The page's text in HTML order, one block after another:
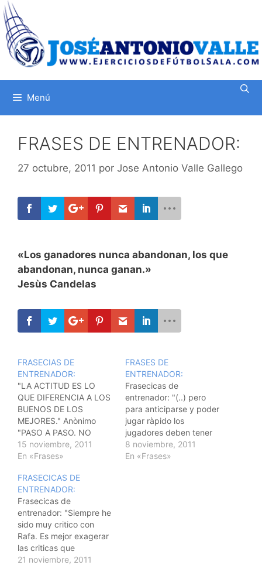
Saltar
al
contenido
Menú
FRASES DE ENTRENADOR:
27 octubre, 2011 por Jose Antonio Valle Gallego
«Los ganadores nunca abandonan, los que
abandonan, nunca ganan.»
Jesùs Candelas
FRASECIAS DE
ENTRENADOR:
"LA ACTITUD ES LO
QUE DIFERENCIA A LOS
BUENOS DE LOS
MEJORES." Anònimo
"PASO A PASO. NO
CONCIBO OTRA
MANERA DE LOGRAR
Jordan "Hay que
entrenar y jugar con
sensación de ganador."
Anònimo "La mayorìa de
las personas abandonan
justo cuando estàn a
punto de conseguir el…
15 noviembre, 2011
En «Frases»
FRASES DE
ENTRENADOR:
Frasecicas de
entrenador: "(..) pero
para anticiparse y poder
jugar ràpido los
jugadores deben tener
unas pistas claras
acerca de aquello que
8 noviembre, 2011
En «Frases»
FRASECICAS DE
ENTRENADOR:
Frasecicas de
entrenador: "Siempre he
sido muy critico con
Rafa. Es mejor exagerar
las criticas que
aligerarlas. Nunca
21 noviembre, 2011